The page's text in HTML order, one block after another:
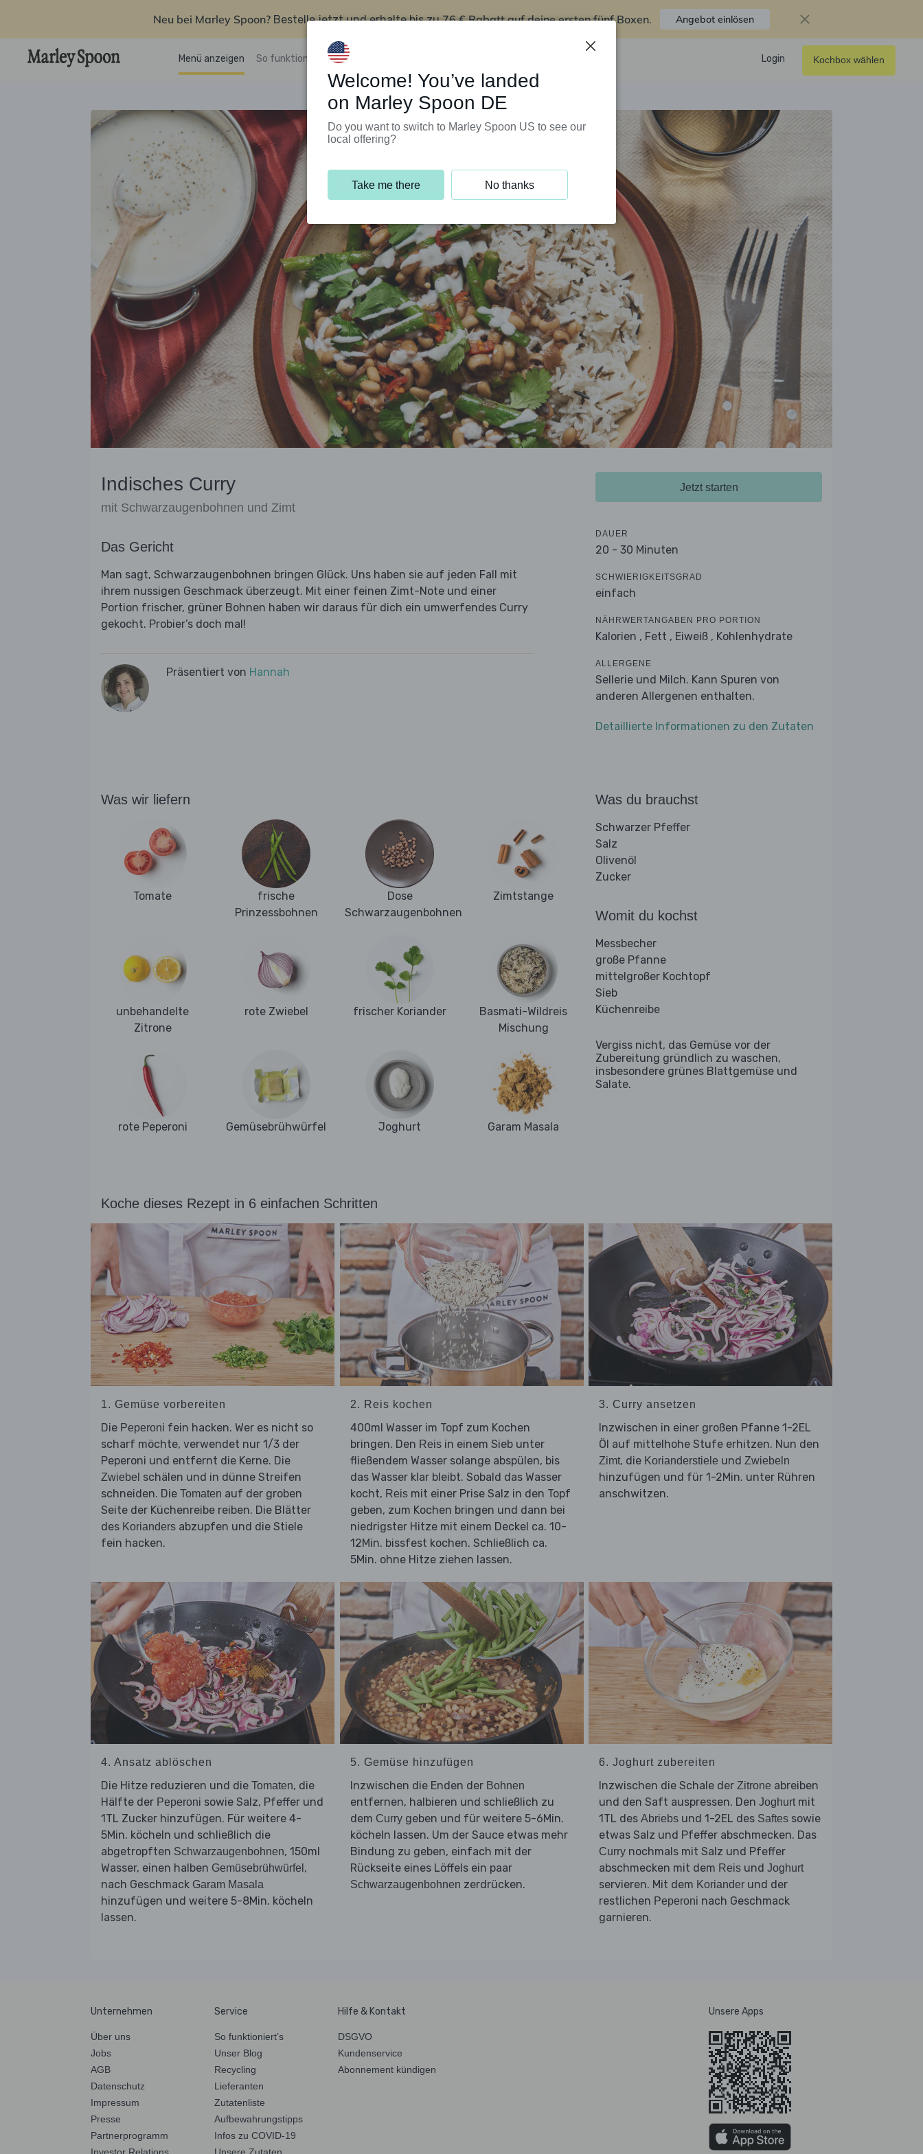
Neu bei Marley Spoon? Bestelle jetzt und erhalte bis zu76 € Rabatt auf deine ersten fünf Boxen. Angebot einlösen
Menü anzeigen So funktioniert’s Kundenservice Login Kochbox wählen
Indisches Curry
mit Schwarzaugenbohnen und Zimt
Das Gericht
Man sagt, Schwarzaugenbohnen bringen Glück. Uns haben sie auf jeden Fall mit
ihrem nussigen Geschmack überzeugt. Mit einer feinen Zimt-Note und einer
Portion frischer, grüner Bohnen haben wir daraus für dich ein umwerfendes Curry
gekocht. Probier’s doch mal!
Präsentiert von Hannah
Jetzt starten
DAUER
20 - 30 Minuten
SCHWIERIGKEITSGRAD
einfach
NÄHRWERTANGABEN PRO PORTION
Kalorien , Fett , Eiweiß , Kohlenhydrate
ALLERGENE
Sellerie und Milch. Kann Spuren von
anderen Allergenen enthalten.
Detaillierte Informationen zu den Zutaten
Was wir liefern
Tomate
frische
Prinzessbohnen
Dose
Schwarzaugenbohnen
Zimtstange
unbehandelte
Zitrone
rote Zwiebel frischer Koriander
Basmati-Wildreis
Mischung
rote Peperoni Gemüsebrühwürfel Joghurt Garam Masala
Was du brauchst
Schwarzer Pfeffer
Salz
Olivenöl
Zucker
Womit du kochst
Messbecher
große Pfanne
mittelgroßer Kochtopf
Sieb
Küchenreibe
Vergiss nicht, das Gemüse vor der
Zubereitung gründlich zu waschen,
insbesondere grünes Blattgemüse und
Salate.
Koche dieses Rezept in 6 einfachen Schritten
1. Gemüse vorbereiten
Die Peperoni fein hacken. Wer es nicht so
scharf möchte, verwendet nur 1/3 der
Peperoni und entfernt die Kerne. Die
Zwiebel schälen und in dünne Streifen
schneiden. Die Tomaten auf der groben
Seite der Küchenreibe reiben. Die Blätter
des Korianders abzupfen und die Stiele
fein hacken.
2. Reis kochen
400ml Wasser im Topf zum Kochen
bringen. Den Reisin einem Sieb unter
fließendem Wasser solange abspülen, bis
das Wasser klar bleibt. Sobald das Wasser
kocht, Reismit einer Prise Salz in den Topf
geben, zum Kochen bringen und dann bei
niedrigster Hitze mit einem Deckel ca. 10-
12Min. bissfest kochen. Schließlich ca.
5Min. ohne Hitze ziehen lassen.
3. Curry ansetzen
Inzwischen in einer großen Pfanne 1-2EL
Öl auf mittelhohe Stufe erhitzen. Nun den
Zimt, die Korianderstiele und Zwiebeln
hinzufügen und für 1-2Min. unter Rühren
anschwitzen.
4. Ansatz ablöschen
Die Hitze reduzieren und die Tomaten, die
Hälfte der Peperoni sowie Salz, Pfeffer und
1TL Zucker hinzufügen. Für weitere 4-
5Min. köcheln und schließlich die
abgetropften Schwarzaugenbohnen, 150ml
Wasser, einen halben Gemüsebrühwürfel ,
nach Geschmack Garam Masala
hinzufügen und weitere 5-8Min. köcheln
lassen.
5. Gemüse hinzufügen
Inzwischen die Enden der Bohnen
entfernen, halbieren und schließlich zu
dem Currygeben und für weitere 5-6Min.
köcheln lassen. Um der Sauce etwas mehr
Bindung zu geben, einfach mit der
Rückseite eines Löffels ein paar
Schwarzaugenbohnen zerdrücken.
6. Joghurt zubereiten
Inzwischen die Schale der Zitrone abreiben
und den Saft auspressen. Den Joghurtmit
1TL des Abriebs und 1-2EL des Saftes sowie
etwas Salz und Pfeffer abschmecken. Das
Curry nochmals mit Salz und Pfeffer
abschmecken mit dem Reis und Joghurt
servieren. Mit dem Koriander und der
restlichen Peperoni nach Geschmack
garnieren.
Unternehmen
Über uns
Jobs
AGB
Datenschutz
Impressum
Presse
Partnerprogramm
Service
So funktioniert’s
Unser Blog
Recycling
Lieferanten
Zutatenliste
Aufbewahrungstipps
Infos zu COVID-19
Hilfe & Kontakt
DSGVO
Kundenservice
Abonnement kündigen
Unsere Apps
Welcome! You’ve landed
on Marley Spoon DE
Do you want to switch to Marley Spoon US to see our
local offering?
Take me there No thanks